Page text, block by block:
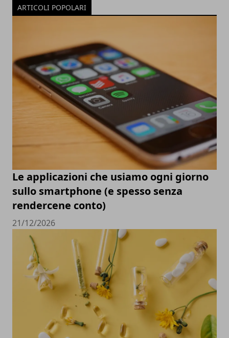
ARTICOLI POPOLARI
Le applicazioni che usiamo ogni giorno
sullo smartphone (e spesso senza
rendercene conto)
21/12/2026